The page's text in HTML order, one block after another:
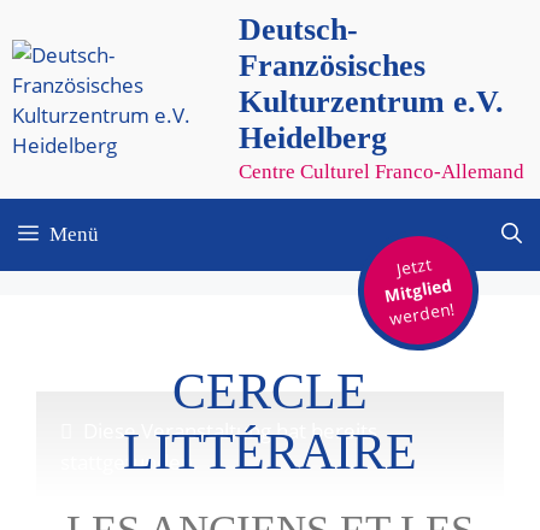
Inhalt
springen
Deutsch-
Französisches
Kulturzentrum e.V.
Heidelberg
Centre Culturel Franco-Allemand
Jetzt
Mitglied
werden!
Menü
Diese Veranstaltung hat bereits
stattgefunden.
CERCLE
LITTÉRAIRE